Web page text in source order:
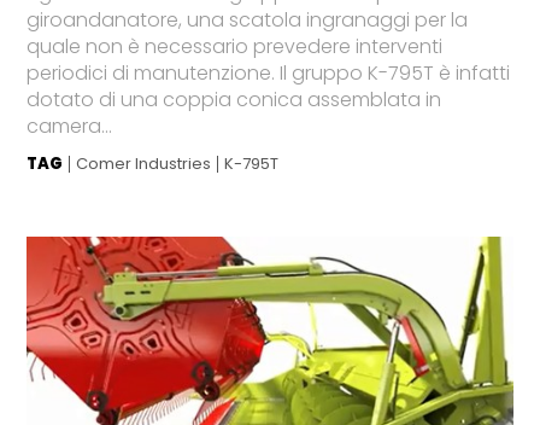
giroandanatore, una scatola ingranaggi per la
quale non è necessario prevedere interventi
periodici di manutenzione. Il gruppo K-795T è infatti
dotato di una coppia conica assemblata in
camera...
TAG Comer Industries K-795T